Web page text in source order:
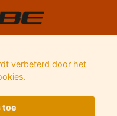
verbeterd door het
toe